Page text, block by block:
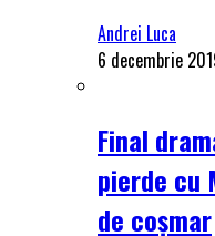
Andrei Luca
6 decembrie
Final
pierde cu
de coșmar